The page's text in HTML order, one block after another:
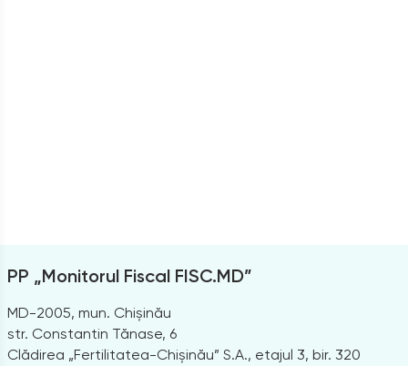
PP „Monitorul Fiscal FISC.MD”
MD-2005, mun. Chișinău
str. Constantin Tănase, 6
Clădirea „Fertilitatea-Chișinău” S.A., etajul 3, bir. 320